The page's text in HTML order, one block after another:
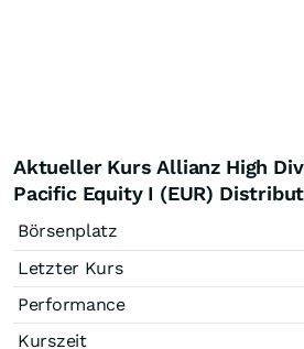
Aktueller Kurs Allianz High
Pacific Equity I (EUR)
Börsenplatz
Letzter Kurs
Performance
Kurszeit